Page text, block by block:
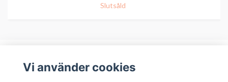
Slutsåld
Vi använder cookies